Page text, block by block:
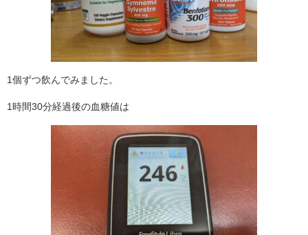
1個ずつ飲んでみました。
1時間30分経過後の血糖値は